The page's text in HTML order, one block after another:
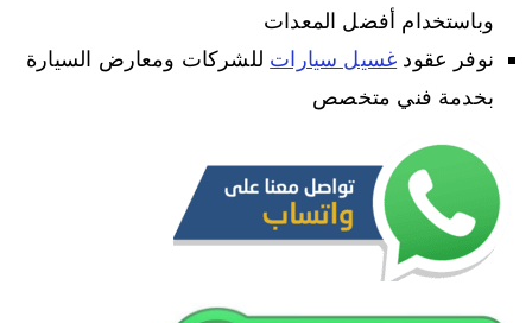
وباستخدام أفضل المعدات
نوفر عقود غسيل سيارات للشركات ومعارض السيارة
بخدمة فني متخصص